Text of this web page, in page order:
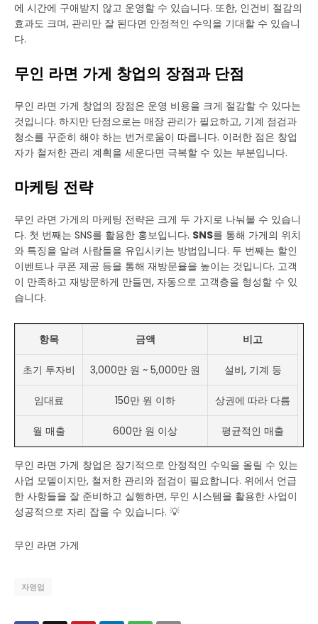
에 시간에 구애받지 않고 운영할 수 있습니다. 또한, 인건비 절감의
효과도 크며, 관리만 잘 된다면 안정적인 수익을 기대할 수 있습니
다.
무인 라면 가게 창업의 장점과 단점
무인 라면 가게 창업의 장점은 운영 비용을 크게 절감할 수 있다는
것입니다. 하지만 단점으로는 매장 관리가 필요하고, 기계 점검과
청소를 꾸준히 해야 하는 번거로움이 따릅니다. 이러한 점은 창업
자가 철저한 관리 계획을 세운다면 극복할 수 있는 부분입니다.
마케팅 전략
무인 라면 가게의 마케팅 전략은 크게 두 가지로 나눠볼 수 있습니
다. 첫 번째는 SNS를 활용한 홍보입니다. SNS를 통해 가게의 위치
와 특징을 알려 사람들을 유입시키는 방법입니다. 두 번째는 할인
이벤트나 쿠폰 제공 등을 통해 재방문율을 높이는 것입니다. 고객
이 만족하고 재방문하게 만들면, 자동으로 고객층을 형성할 수 있
습니다.
항목 금액 비고
초기 투자비 3,000만 원 ~ 5,000만 원 설비, 기계 등
임대료 150만 원 이하 상권에 따라 다름
월 매출 600만 원 이상 평균적인 매출
무인 라면 가게 창업은 장기적으로 안정적인 수익을 올릴 수 있는
사업 모델이지만, 철저한 관리와 점검이 필요합니다. 위에서 언급
한 사항들을 잘 준비하고 실행하면, 무인 시스템을 활용한 사업이
성공적으로 자리 잡을 수 있습니다. 💡
무인 라면 가게
자영업